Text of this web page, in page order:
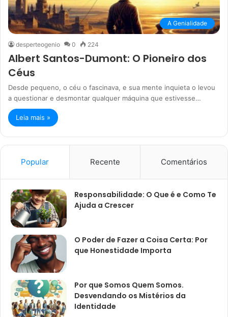
A Genialidade
desperteogenio 0 224
Albert Santos-Dumont: O Pioneiro dos
Céus
Desde pequeno, o céu o fascinava, e sua mente inquieta o levou
a questionar e desmontar qualquer máquina que estivesse…
Leia mais »
Popular Recente Comentários
Responsabilidade: O Que é e Como Te
Ajuda a Crescer
O Poder de Fazer a Coisa Certa: Por
que Honestidade Importa
Por que Somos Quem Somos.
Desvendando os Mistérios da
Identidade